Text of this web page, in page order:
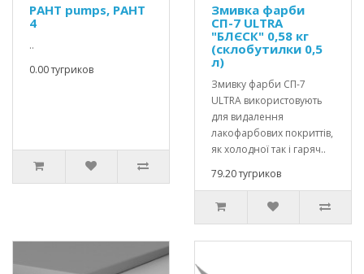
PAHT pumps, PAHT
4
..
0.00 тугриков
Змивка фарби
СП-7 ULTRA
"БЛЄСК" 0,58 кг
(склобутилки 0,5
л)
Змивку фарби СП-7
ULTRA використовують
для видалення
лакофарбових покриттів,
як холодної так і гаряч..
79.20 тугриков